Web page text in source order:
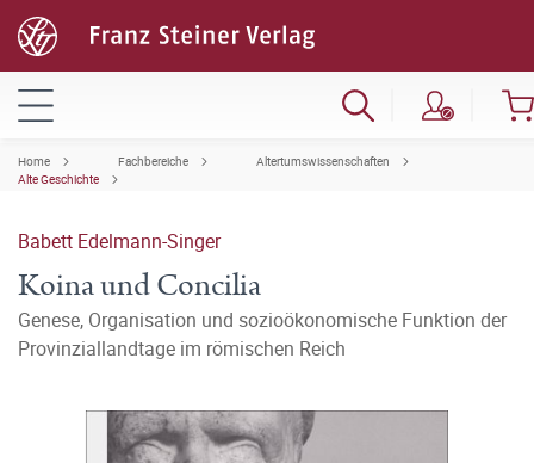
Home Fachbereiche
Altertumswissenschaften
Alte Geschichte
Babett Edelmann-Singer
Koina und Concilia
Genese, Organisation und sozioökonomische Funktion der
Provinziallandtage im römischen Reich